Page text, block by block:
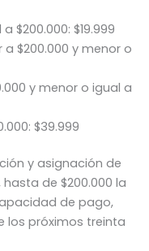
$200.000: $19.999
$200.000 y menor o
y menor o igual a
$39.999
y asignación de
de $200.000 la
de pago,
los próximos treinta